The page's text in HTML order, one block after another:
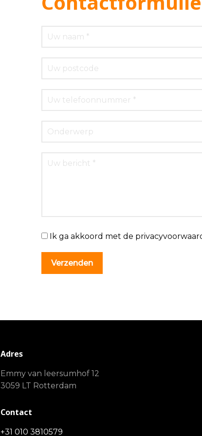
Ik ga akkoord met de
Adres
Emmy van leersumhof 12
3059 LT Rotterdam
Contact
+31 010 3810579